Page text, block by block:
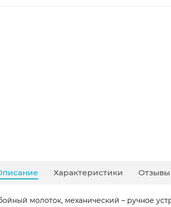
Характеристики Отзывы
молоток, механический – ручное